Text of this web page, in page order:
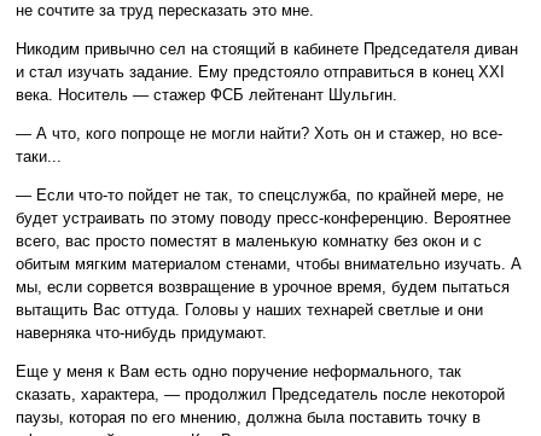
не сочтите за труд пересказать это мне.
Никодим привычно сел на стоящий в кабинете Председателя диван
и стал изучать задание. Ему предстояло отправиться в конец XXI
века. Носитель — стажер ФСБ лейтенант Шульгин.
— А что, кого попроще не могли найти? Хоть он и стажер, но все-
таки...
— Если что-то пойдет не так, то спецслужба, по крайней мере, не
будет устраивать по этому поводу пресс-конференцию. Вероятнее
всего, вас просто поместят в маленькую комнатку без окон и с
обитым мягким материалом стенами, чтобы внимательно изучать. А
мы, если сорвется возвращение в урочное время, будем пытаться
вытащить Вас оттуда. Головы у наших технарей светлые и они
наверняка что-нибудь придумают.
Еще у меня к Вам есть одно поручение неформального, так
сказать, характера, — продолжил Председатель после некоторой
паузы, которая по его мнению, должна была поставить точку в